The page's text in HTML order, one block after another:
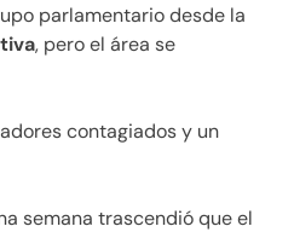
parlamentario desde la
, pero el área se
contagiados y un
semana trascendió que el